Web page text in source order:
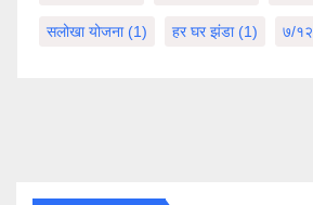
सलोखा योजना(1) हर घर झंडा(1) ७/